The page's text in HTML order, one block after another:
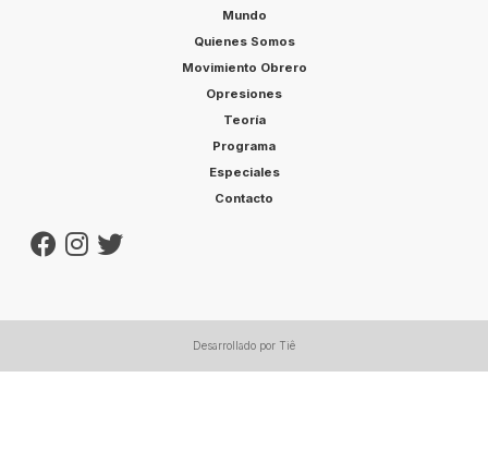
Mundo
Quienes Somos
Movimiento Obrero
Opresiones
Teoría
Programa
Especiales
Contacto
Desarrollado por Tiê